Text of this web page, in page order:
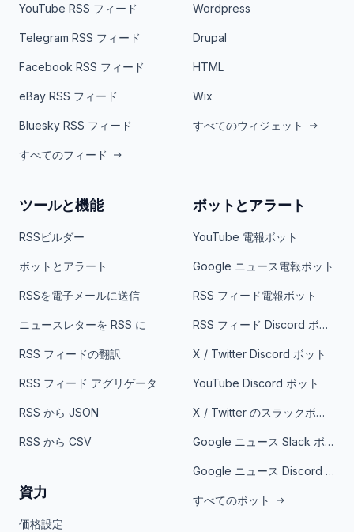
YouTube RSS フィード
Telegram RSS フィード
Facebook RSS フィード
eBay RSS フィード
Bluesky RSS フィード
すべてのフィード
Wordpress
Drupal
HTML
Wix
すべてのウィジェット
ツールと機能
RSSビルダー
ボットとアラート
RSSを電子メールに送信
ニュースレターを RSS に
RSS フィードの翻訳
RSS フィード アグリゲータ
RSS から JSON
RSS から CSV
資力
価格設定
ボットとアラート
YouTube 電報ボット
Google ニュース電報ボット
RSS フィード電報ボット
RSS フィード Discord ボット
X / Twitter Discord ボット
YouTube Discord ボット
X / Twitter のスラックボット
Google ニュース Slack ボット
Google ニュース Discord ボット
すべてのボット